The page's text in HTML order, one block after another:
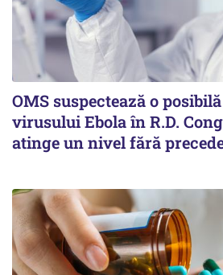
OMS suspectează o
virusului Ebola în R.D.
atinge un nivel fără